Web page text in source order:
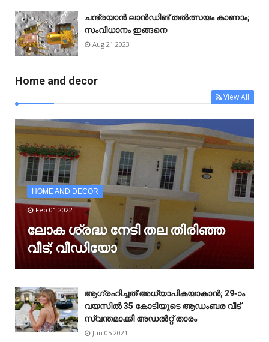
ചന്ദ്രയാൻ ലാൻഡിങ് തൽത്സയം കാണാം;
സംവിധാനം ഇങ്ങനെ
Aug 21 2023
Home and decor
View All
HOME AND DECOR
Feb 01 2022
ലോക ശ്രദ്ധ നേടി തല തിരിഞ്ഞ
വീട്; വീഡിയോ
ആഗ്രഹിച്ചത് അധ്യാപികയാകാൻ; 29-ാം
വയസിൽ 35 കോടിയുടെ ആഡംബര വീട്
സ്വന്തമാക്കി അഡൽറ്റ് താരം
Jun 05 2021